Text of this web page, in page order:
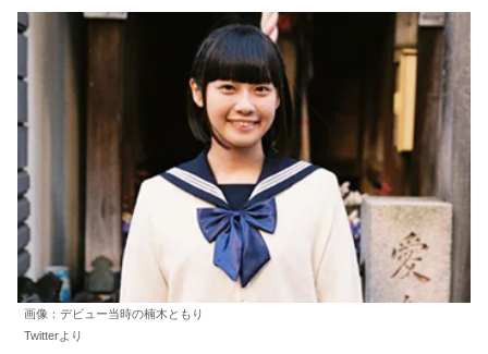
画像：デビュー当時の楠木ともり
Twitterより